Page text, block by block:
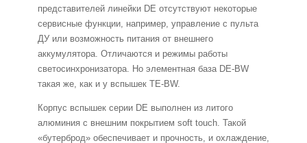
представителей линейки DE отсутствуют некоторые
сервисные функции, например, управление с пульта
ДУ или возможность питания от внешнего
аккумулятора. Отличаются и режимы работы
светосинхронизатора. Но элементная база DE-BW
такая же, как и у вспышек TE-BW.
Корпус вспышек серии DE выполнен из литого
алюминия с внешним покрытием soft touch. Такой
«бутерброд» обеспечивает и прочность, и охлаждение,